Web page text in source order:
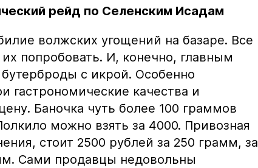
рейд по Селенским Исадам
волжских угощений на базаре. Все
попробовать. И, конечно, главным
с икрой. Особенно
гастрономические качества и
Баночка чуть более 100 граммов
можно взять за 4000. Привозная
стоит 2500 рублей за 250 грамм, за
Сами продавцы недовольны